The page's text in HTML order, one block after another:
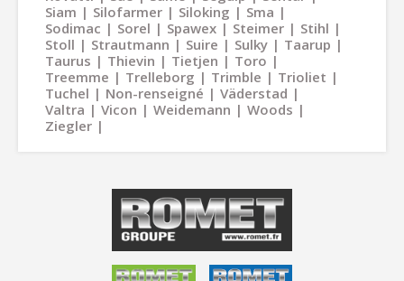
Siam
Silofarmer Siloking
Sma
Sodimac
Sorel Spawex Steimer
Stihl
Stoll
Strautmann Suire Sulky
Taarup
Taurus
Thievin Tietjen
Toro
Treemme
Trelleborg Trimble
Trioliet
Tuchel
Non-renseigné
Väderstad
Valtra
Vicon Weidemann
Woods
Ziegler